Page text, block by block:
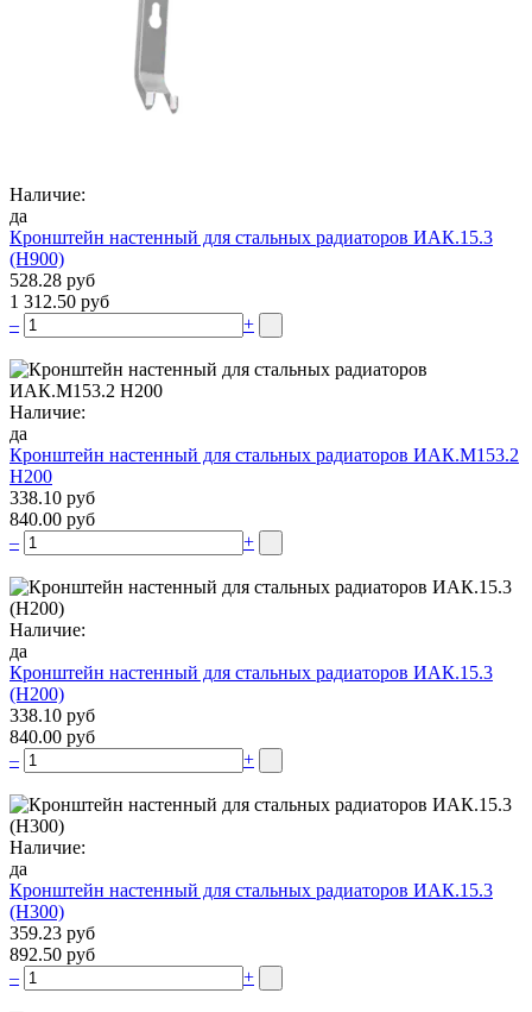
Наличие:
да
Кронштейн настенный для стальных радиаторов ИАК.15.3
(H900)
528.28 руб
1 312.50 руб
–
+
Наличие:
да
Кронштейн настенный для стальных радиаторов ИАК.М153.2
Н200
338.10 руб
840.00 руб
–
+
Наличие:
да
Кронштейн настенный для стальных радиаторов ИАК.15.3
(H200)
338.10 руб
840.00 руб
–
+
Наличие:
да
Кронштейн настенный для стальных радиаторов ИАК.15.3
(H300)
359.23 руб
892.50 руб
–
+